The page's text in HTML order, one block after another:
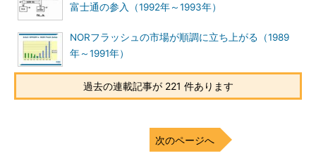
富士通の参入（1992年～1993年）
NORフラッシュの市場が順調に立ち上がる（1989
年～1991年）
過去の連載記事が 221 件あります
次のページへ